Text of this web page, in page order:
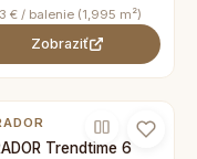
€ / balenie (1,995 m²)
Zobraziť
Trendtime 6